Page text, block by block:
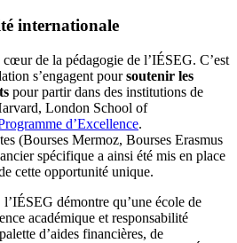
internationale
de la pédagogie de l’IÉSEG. C’est
s’engagent poursoutenir les
pour partir dans des institutions de
London School of
d’Excellence.
(Bourses Mermoz, Bourses Erasmus
spécifique a ainsi été mis en place
cette opportunité unique.
démontre qu’une école de
académique et responsabilité
d’aides financières, de